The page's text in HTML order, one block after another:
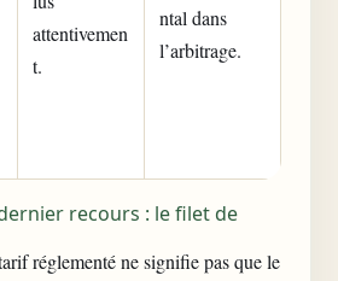
attentivemen
t.
ntal dans
l’arbitrage.
recours : le filet de
réglementé ne signifie pas que le